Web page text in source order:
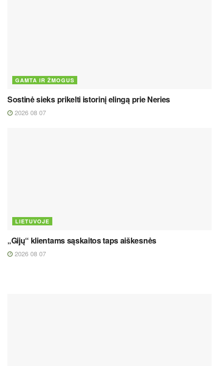
GAMTA IR ŽMOGUS
Sostinė sieks prikelti istorinį elingą prie Neries
2026 08 07
LIETUVOJE
„Gijų“ klientams sąskaitos taps aiškesnės
2026 08 07